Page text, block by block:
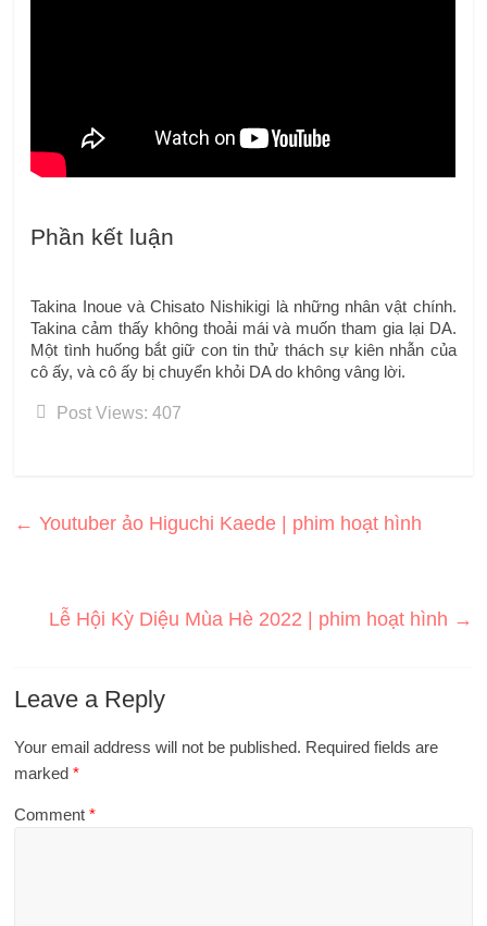
Phần kết luận
Takina Inoue và Chisato Nishikigi là những nhân vật chính.
Takina cảm thấy không thoải mái và muốn tham gia lại DA.
Một tình huống bắt giữ con tin thử thách sự kiên nhẫn của
cô ấy, và cô ấy bị chuyển khỏi DA do không vâng lời.
Post Views: 407
← Youtuber ảo Higuchi Kaede | phim hoạt hình
Lễ Hội Kỳ Diệu Mùa Hè 2022 | phim hoạt hình →
Leave a Reply
Your email address will not be published. Required fields are
marked*
Comment*